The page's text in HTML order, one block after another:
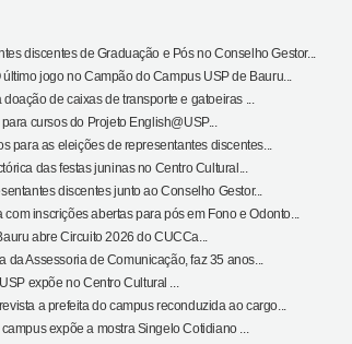
discentes de Graduação e Pós no Conselho Gestor...
jogo no Campão do Campus USP de Bauru...
de caixas de transporte e gatoeiras ...
cursos do Projeto English@USP...
para as eleições de representantes discentes...
das festas juninas no Centro Cultural...
discentes junto ao Conselho Gestor...
com inscrições abertas para pós em Fono e Odonto...
abre Circuito 2026 do CUCCa...
da Assessoria de Comunicação, faz 35 anos...
expõe no Centro Cultural ...
a prefeita do campus reconduzida ao cargo...
expõe a mostra Singelo Cotidiano ...